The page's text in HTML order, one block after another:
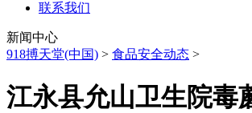
联系我们
新闻中心
918搏天堂(中国) > 食品安全动态 >
江永县允山卫生院毒